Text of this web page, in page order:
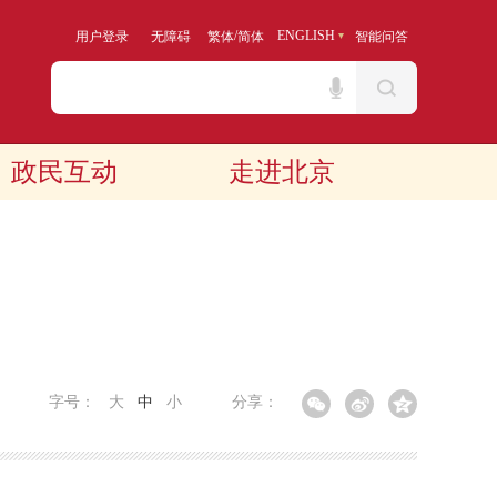
用户登录 无障碍 繁体/简体 ENGLISH 智能问答
政民互动 走进北京
分享：
字号： 大 中 小